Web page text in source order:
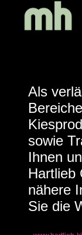
Als
sowie
Ihnen
Hartlieb
nähere
Sie die